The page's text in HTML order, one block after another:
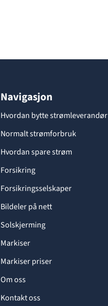
Navigasjon
Hvordan bytte strømleverandør
Normalt strømforbruk
Hvordan spare strøm
Forsikring
Forsikringsselskaper
Bildeler på nett
Solskjerming
Markiser
Markiser priser
Om oss
Kontakt oss